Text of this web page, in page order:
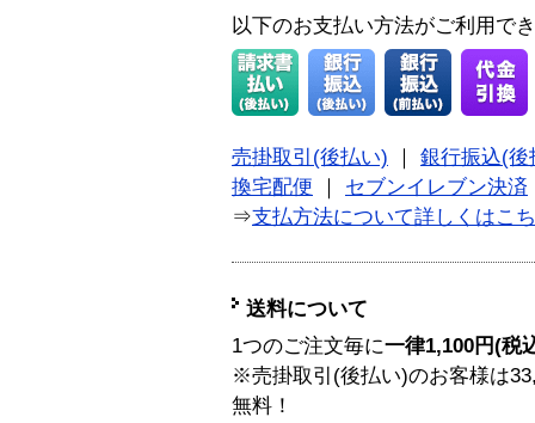
以下のお支払い方法がご利用で
売掛取引(後払い)
銀行振込(後
換宅配便
セブンイレブン決済
⇒支払方法について詳しくはこ
送料について
1つのご注文毎に一律1,100円(税
※売掛取引(後払い)のお客様は
無料！